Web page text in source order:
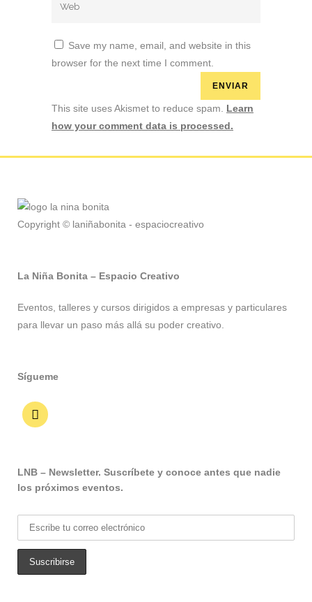
Save my name, email, and website in this
browser for the next time I comment.
This site uses Akismet to reduce spam. Learn
how your comment data is processed.
Copyright © laniñabonita - espaciocreativo
La Niña Bonita – Espacio Creativo
Eventos, talleres y cursos dirigidos a empresas y particulares
para llevar un paso más allá su poder creativo.
Sígueme
LNB – Newsletter. Suscríbete y conoce antes que nadie
los próximos eventos.